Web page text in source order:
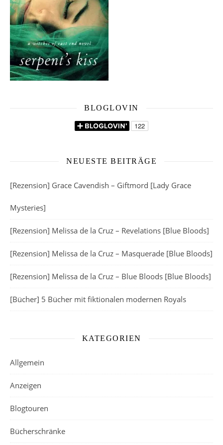
BLOGLOVIN
NEUESTE BEITRÄGE
[Rezension] Grace Cavendish – Giftmord [Lady Grace
Mysteries]
[Rezension] Melissa de la Cruz – Revelations [Blue Bloods]
[Rezension] Melissa de la Cruz – Masquerade [Blue Bloods]
[Rezension] Melissa de la Cruz – Blue Bloods [Blue Bloods]
[Bücher] 5 Bücher mit fiktionalen modernen Royals
KATEGORIEN
Allgemein
Anzeigen
Blogtouren
Bücherschränke